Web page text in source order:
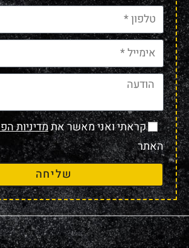
קראתי ואני מאשר אתמדיניות
האתר
שליחה